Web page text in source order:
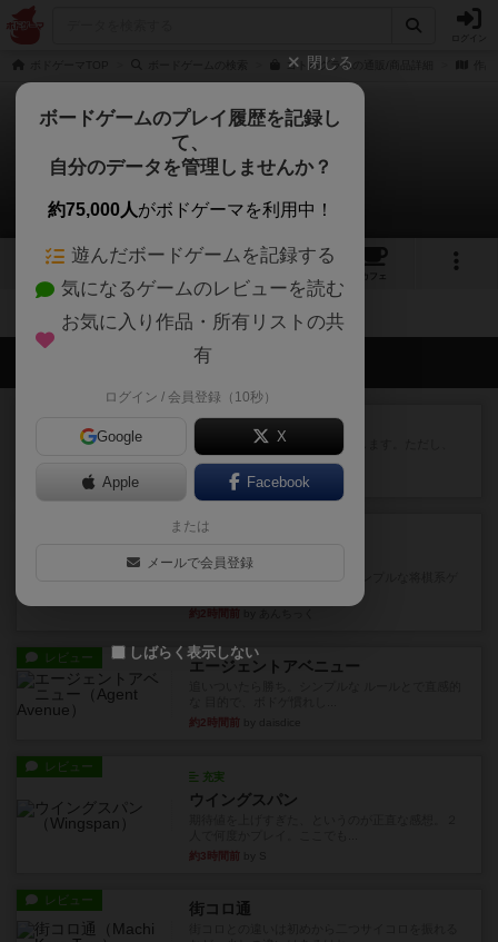
コトバグラムの通販/商品詳細
コトバグラム
拡張/関連作品 0件
2 1 2
カフェ
会員の新しい投稿
ふたつの街の物語
タイルを4×4で並べて街づくりします。ただし、
街は各プレイヤーの間にあ...
約2時間前 by ジェイとと
画像付き
ざりかに将棋
約2時間前
レビュー エージェントアベニュー
約2時間前
レビュー
充実
ウイングスパン
約3時間前
レビュー 街コロ通
閉じる
ボードゲームのプレイ履歴を記録し
て、
自分のデータを管理しませんか？
約75,000人がボドゲーマを利用中！
遊んだボードゲームを記録する
気になるゲームのレビューを読む
お気に入り作品・所有リストの共
有
ログイン / 会員登録（10秒）
Google X
Apple Facebook
または
メールで会員登録
しばらく表示しない